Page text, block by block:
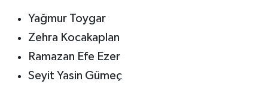
Yağmur Toygar
Zehra Kocakaplan
Ramazan Efe Ezer
Seyit Yasin Gümeç